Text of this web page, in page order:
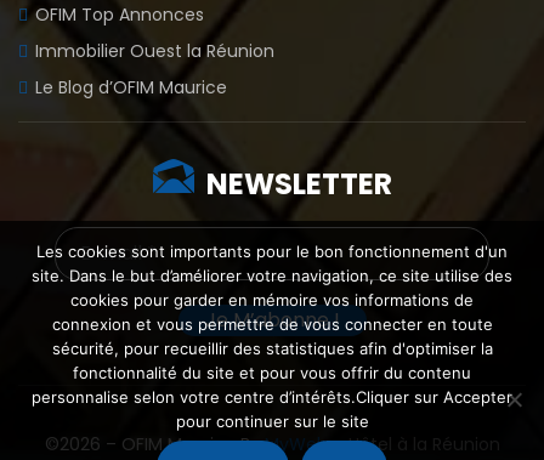
OFIM Top Annonces
Immobilier Ouest la Réunion
Le Blog d’OFIM Maurice
NEWSLETTER
©2026 – OFIM Maurice ByMyWeb–Hôtel à la Réunion
Les cookies sont importants pour le bon fonctionnement d'un
site. Dans le but d’améliorer votre navigation, ce site utilise des
cookies pour garder en mémoire vos informations de
connexion et vous permettre de vous connecter en toute
sécurité, pour recueillir des statistiques afin d'optimiser la
fonctionnalité du site et pour vous offrir du contenu
personnalise selon votre centre d’intérêts.Cliquer sur Accepter
pour continuer sur le site